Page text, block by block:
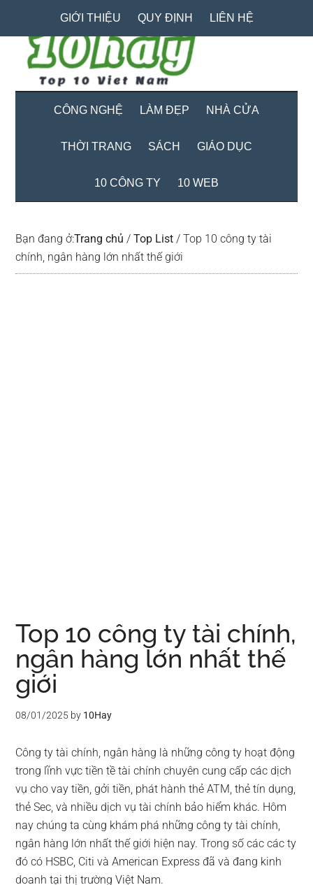
content
secondary
menu
primary
sidebar
GIỚI THIỆU QUY ĐỊNH LIÊN HỆ
CÔNG NGHỆ LÀM ĐẸP NHÀ CỬA
THỜI TRANG SÁCH GIÁO DỤC
10 CÔNG TY 10 WEB
Bạn đang ở:Trang chủ / Top List / Top 10 công ty tài
chính, ngân hàng lớn nhất thế giới
Top 10 công ty tài chính,
ngân hàng lớn nhất thế
giới
08/01/2025 by 10Hay
Công ty tài chính, ngân hàng là những công ty hoạt động
trong lĩnh vực tiền tề tài chính chuyên cung cấp các dịch
vụ cho vay tiền, gởi tiền, phát hành thẻ ATM, thẻ tín dụng,
thẻ Sec, và nhiều dịch vụ tài chính bảo hiểm khác. Hôm
nay chúng ta cùng khám phá những công ty tài chính,
ngân hàng lớn nhất thế giới hiện nay. Trong số các các ty
đó có HSBC, Citi và American Express đã và đang kinh
doanh tại thị trường Việt Nam.